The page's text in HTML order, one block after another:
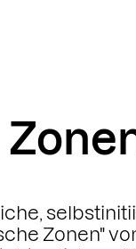
Zonen"